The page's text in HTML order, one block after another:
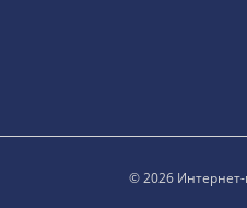
© 2026